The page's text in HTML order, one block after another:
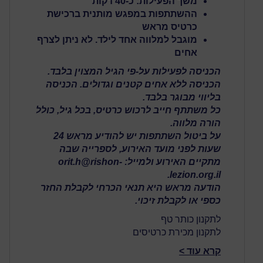
ההשתתפות במפגש מותנית ברכישת
כרטיס מראש
מוגבל למלווה אחד לילד. לא ניתן לצרף
אחים
הכניסה לפעילות על-פי הגיל המצוין בלבד.
הכניסה ללא אחים קטנים וגדולים. הכניסה
בליווי מבוגר בלבד.
כל משתתף חייב לרכוש כרטיס, בכל גיל, כולל
הורה מלווה.
על ביטול השתתפות יש להודיע מראש 24
שעות לפני מועד האירוע, לספרייה שבה
מתקיים האירוע ולמייל: orit.h@rishon-
lezion.org.il.
הודעה מראש היא תנאי הכרחי לקבלת החזר
כספי או לקבלת זיכוי.
לתקנון כותר טף
לתקנון מכירת כרטיסים
קרא עוד >